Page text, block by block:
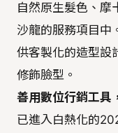
自然原生髮色、摩
沙龍的服務項目中
供客製化的造型設
修飾臉型。
善用數位行銷工具
已進入白熱化的